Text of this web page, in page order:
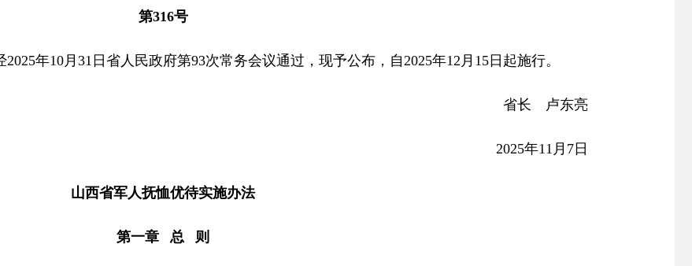
第316号
年10月31日省人民政府第93次常务会议通过，现予公布，自2025年12月15日起施行。
省长 卢东亮
2025年11月7日
山西省军人抚恤优待实施办法
第一章 总 则